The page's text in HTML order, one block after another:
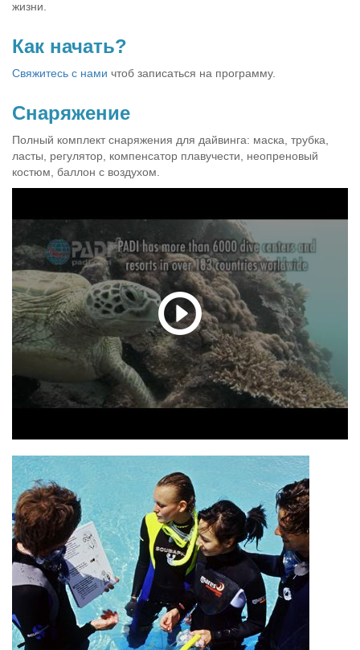
жизни.
Как начать?
Свяжитесь с нами чтоб записаться на программу.
Снаряжение
Полный комплект снаряжения для дайвинга: маска, трубка,
ласты, регулятор, компенсатор плавучести, неопреновый
костюм, баллон с воздухом.